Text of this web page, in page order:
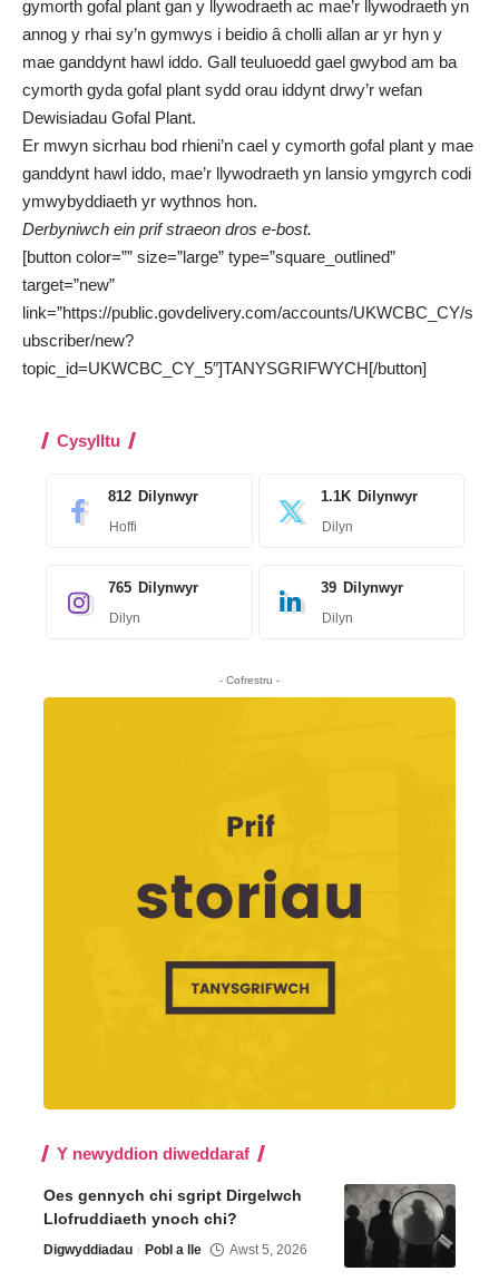
gymorth gofal plant gan y llywodraeth ac mae’r llywodraeth yn
annog y rhai sy’n gymwys i beidio â cholli allan ar yr hyn y
mae ganddynt hawl iddo. Gall teuluoedd gael gwybod am ba
cymorth gyda gofal plant sydd orau iddynt drwy’r wefan
Dewisiadau Gofal Plant.
Er mwyn sicrhau bod rhieni’n cael y cymorth gofal plant y mae
ganddynt hawl iddo, mae’r llywodraeth yn lansio ymgyrch codi
ymwybyddiaeth yr wythnos hon.
Derbyniwch ein prif straeon dros e-bost.
[button color=”” size=”large” type=”square_outlined”
target=”new”
link=”https://public.govdelivery.com/accounts/UKWCBC_CY/s
ubscriber/new?
topic_id=UKWCBC_CY_5″]TANYSGRIFWYCH[/button]
Cysylltu
812 Dilynwyr
Hoffi
1.1K Dilynwyr
Dilyn
765 Dilynwyr
Dilyn
39 Dilynwyr
Dilyn
- Cofrestru -
Y newyddion diweddaraf
Oes gennych chi sgript Dirgelwch
Llofruddiaeth ynoch chi?
Digwyddiadau Pobl a lle Awst 5, 2026